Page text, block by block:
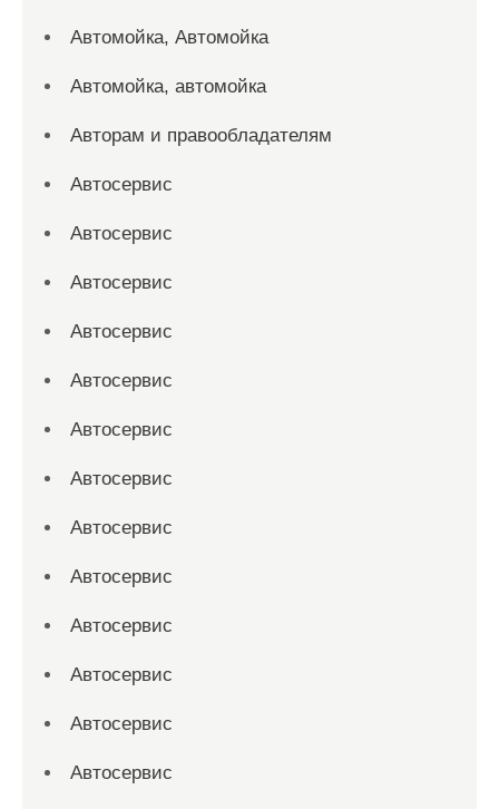
Автомойка, Автомойка
Автомойка, автомойка
Авторам и правообладателям
Автосервис
Автосервис
Автосервис
Автосервис
Автосервис
Автосервис
Автосервис
Автосервис
Автосервис
Автосервис
Автосервис
Автосервис
Автосервис